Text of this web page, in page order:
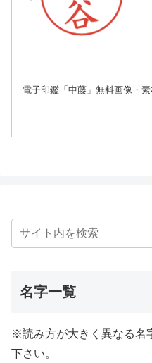
電子印鑑「中藤」無料画像・
名字一覧
※読み方が大きく異なる名
下さい。